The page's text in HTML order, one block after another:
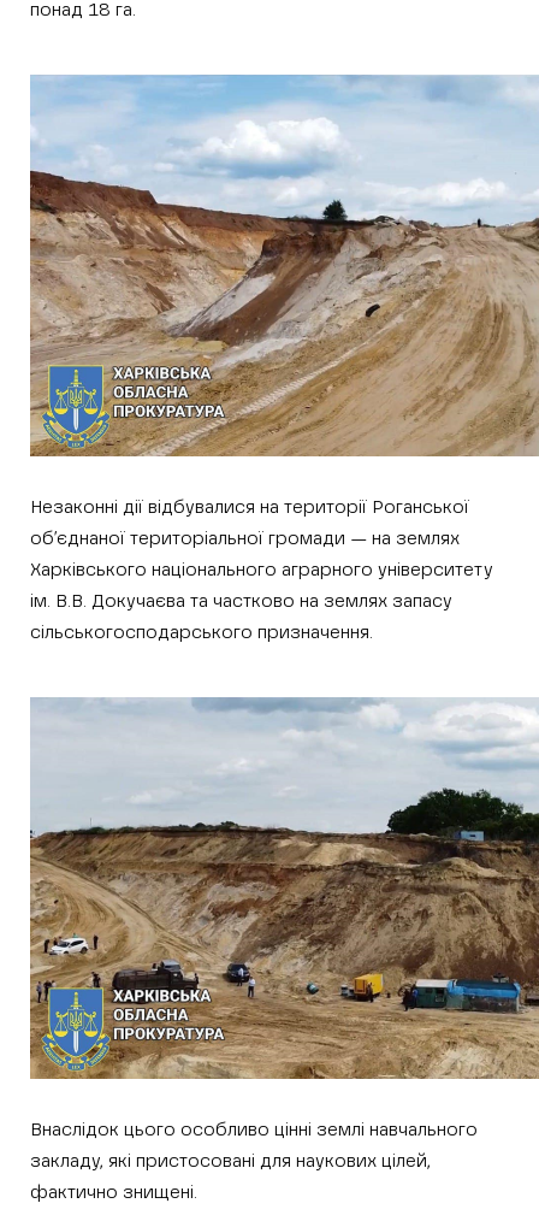
понад 18 га.
Незаконні дії відбувалися на території Роганської
об’єднаної територіальної громади — на землях
Харківського національного аграрного університету
ім. В.В. Докучаєва та частково на землях запасу
сільськогосподарського призначення.
Внаслідок цього особливо цінні землі навчального
закладу, які пристосовані для наукових цілей,
фактично знищені.